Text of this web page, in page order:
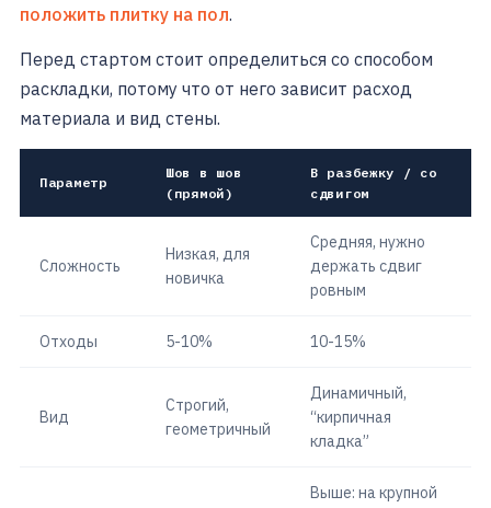
положить плитку на пол.
Перед стартом стоит определиться со способом
раскладки, потому что от него зависит расход
материала и вид стены.
Параметр
Шов в шов
(прямой)
В разбежку / со
сдвигом
Сложность
Низкая, для
новичка
Средняя, нужно
держать сдвиг
ровным
Отходы 5-10% 10-15%
Вид
Строгий,
геометричный
Динамичный,
“кирпичная
кладка”
Выше: на крупной